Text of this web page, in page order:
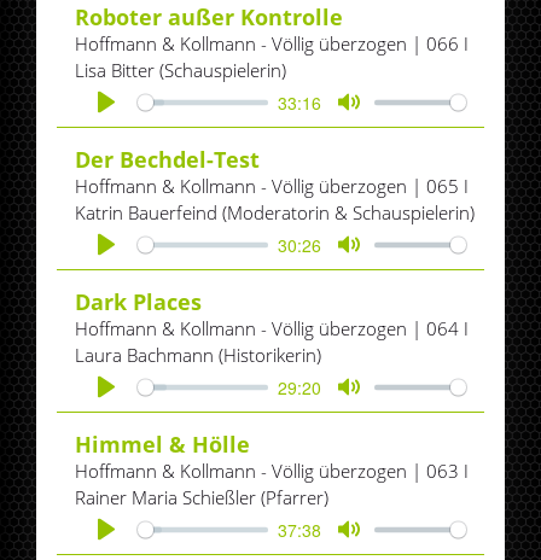
Roboter außer Kontrolle
Hoffmann & Kollmann - Völlig überzogen | 066 I
Lisa Bitter (Schauspielerin)
Play
33:16
Mute
Der Bechdel-Test
Hoffmann & Kollmann - Völlig überzogen | 065 I
Katrin Bauerfeind (Moderatorin & Schauspielerin)
Play
30:26
Mute
Dark Places
Hoffmann & Kollmann - Völlig überzogen | 064 I
Laura Bachmann (Historikerin)
Play
29:20
Mute
Himmel & Hölle
Hoffmann & Kollmann - Völlig überzogen | 063 I
Rainer Maria Schießler (Pfarrer)
37:38